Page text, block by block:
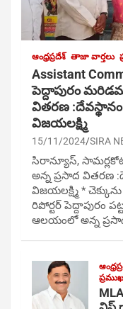
ఆంధ్రప్రదేశ్ తాజా వార్తలు
Assistant
పెద్దాపురం
వితరణ
విజయలక్ష్మి
15/11/2024 SIRA
సిరాన్యూస్,
అన్న ప్రసాద వితరణ
విజయలక్ష్మి *
రిపోర్టర్ పెద్దాపురం
ఆలయంలో అన్న